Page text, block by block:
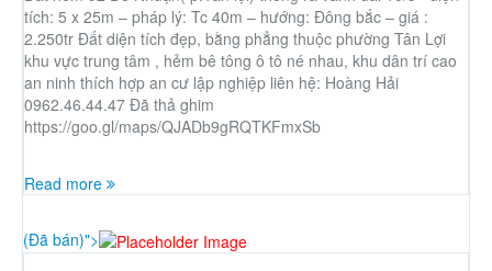
tích: 5 x 25m – pháp lý: Tc 40m – hướng: Đông bắc – giá :
2.250tr Đất diện tích đẹp, bằng phẳng thuộc phường Tân Lợi
khu vực trung tâm , hẻm bê tông ô tô né nhau, khu dân trí cao
an ninh thích hợp an cư lập nghiệp liên hệ: Hoàng Hải
0962.46.44.47 Đã thả ghim
https://goo.gl/maps/QJADb9gRQTKFmxSb
Read more
(Đã bán)">